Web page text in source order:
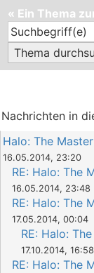
« Ein Thema
Nachrichten in
Halo: The
16.05.2014, 23:20
RE: Halo: The
16.05.2014, 23:48
RE: Halo: The
17.05.2014, 00:04
RE: Halo:
17.10.2014, 16:58
RE: Halo: The